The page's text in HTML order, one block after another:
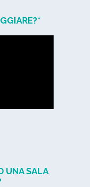
UNA SALA